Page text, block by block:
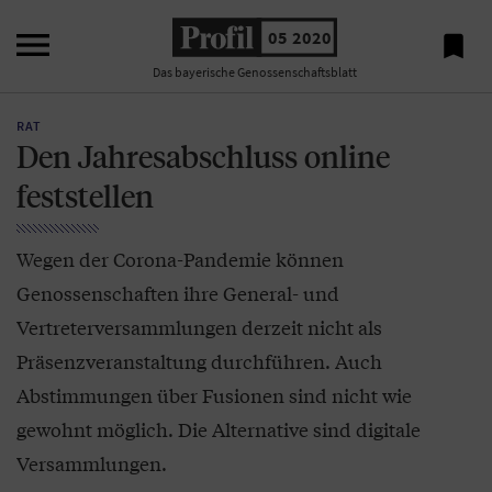
 05 2020
Das bayerische Genossenschaftsblatt

RAT
Den Jahresabschluss online
feststellen
Wegen der Corona-Pandemie können
Genossenschaften ihre General- und
Vertreterversammlungen derzeit nicht als
Präsenzveranstaltung durchführen. Auch
Abstimmungen über Fusionen sind nicht wie
gewohnt möglich. Die Alternative sind digitale
Versammlungen.